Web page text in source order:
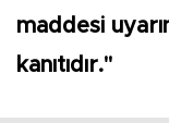
maddesi
kanıtıdır."